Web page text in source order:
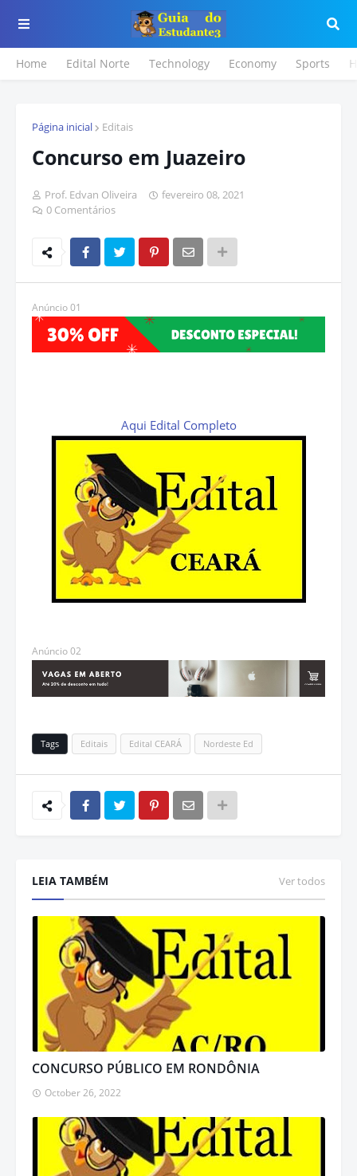
Home Edital Norte Technology Economy Sports
Página inicial Editais
Concurso em Juazeiro
Prof. Edvan Oliveira
fevereiro 08, 2021
0 Comentários
Anúncio 01
Aqui Edital Completo
Anúncio 02
Tags Editais Edital CEARÁ Nordeste Ed
LEIA TAMBÉM Ver todos
CONCURSO PÚBLICO EM RONDÔNIA
October 26, 2022